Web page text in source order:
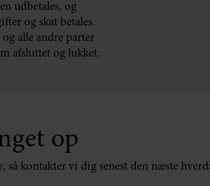
udbetales, og
og skat betales.
alle andre parter
afsluttet og lukket.
op
, så kontakter vi dig senest den næste